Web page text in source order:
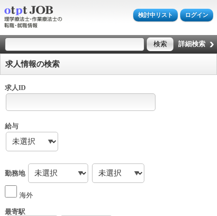
検討中リスト ログイン
詳細検索
求人情報の検索
求人ID
給与
勤務地
海外
最寄駅